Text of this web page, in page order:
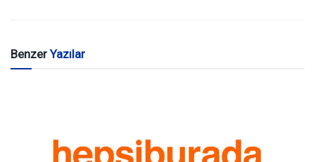
BenzerYazılar